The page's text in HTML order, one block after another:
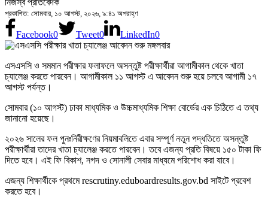
নিজস্ব প্রতিবেদক
প্রকাশিত: সোমবার, ১০ আগস্ট, ২০২৬, ৯:৪১ অপরাহ্ণ
Facebook0 Tweet0 LinkedIn0
এসএসসি ও সমমান পরীক্ষার ফলাফলে অসন্তুষ্ট পরীক্ষার্থীরা আগামীকাল থেকে খাতা
চ্যালেঞ্জ করতে পারবেন। আগামীকাল ১১ আগস্ট এ আবেদন শুরু হয়ে চলবে আগামী ১৭
আগস্ট পর্যন্ত।
সোমবার (১০ আগস্ট) ঢাকা মাধ্যমিক ও উচ্চমাধ্যমিক শিক্ষা বোর্ডের এক চিঠিতে এ তথ্য
জানানো হয়েছে।
২০২৬ সালের ফল পুনঃনিরীক্ষণের নিয়মাবলিতে এবার সম্পূর্ণ নতুন পদ্ধতিতে অসন্তুষ্ট
পরীক্ষার্থীরা তাদের খাতা চ্যালেঞ্জ করতে পারবেন। তবে এজন্য প্রতি বিষয়ে ১৫০ টাকা ফি
দিতে হবে। এই ফি বিকাশ, নগদ ও সোনালী সেবার মাধ্যমে পরিশোধ করা যাবে।
এজন্য শিক্ষার্থীকে প্রথমে rescrutiny.eduboardresults.gov.bd সাইটে প্রবেশ
করতে হবে।